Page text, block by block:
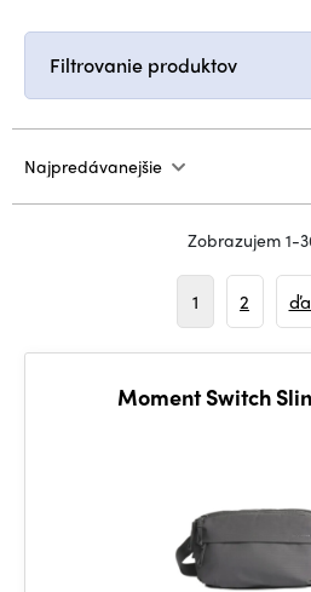
Filtrovanie produktov
Najpredávanejšie
Zobrazujem 1-
1 2
Moment Switch